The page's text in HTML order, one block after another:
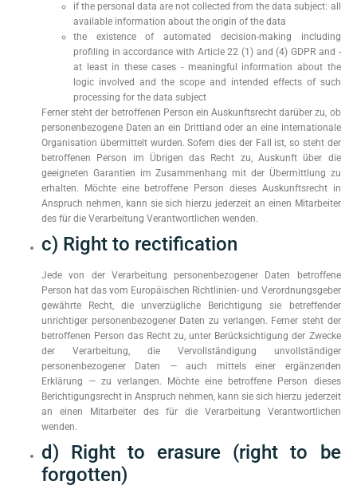
if the personal data are not collected from the data subject: all
available information about the origin of the data
the existence of automated decision-making including
profiling in accordance with Article 22 (1) and (4) GDPR and -
at least in these cases - meaningful information about the
logic involved and the scope and intended effects of such
processing for the data subject
Ferner steht der betroffenen Person ein Auskunftsrecht darüber zu, ob
personenbezogene Daten an ein Drittland oder an eine internationale
Organisation übermittelt wurden. Sofern dies der Fall ist, so steht der
betroffenen Person im Übrigen das Recht zu, Auskunft über die
geeigneten Garantien im Zusammenhang mit der Übermittlung zu
erhalten. Möchte eine betroffene Person dieses Auskunftsrecht in
Anspruch nehmen, kann sie sich hierzu jederzeit an einen Mitarbeiter
des für die Verarbeitung Verantwortlichen wenden.
c) Right to rectification
Jede von der Verarbeitung personenbezogener Daten betroffene
Person hat das vom Europäischen Richtlinien- und Verordnungsgeber
gewährte Recht, die unverzügliche Berichtigung sie betreffender
unrichtiger personenbezogener Daten zu verlangen. Ferner steht der
betroffenen Person das Recht zu, unter Berücksichtigung der Zwecke
der Verarbeitung, die Vervollständigung unvollständiger
personenbezogener Daten — auch mittels einer ergänzenden
Erklärung — zu verlangen. Möchte eine betroffene Person dieses
Berichtigungsrecht in Anspruch nehmen, kann sie sich hierzu jederzeit
an einen Mitarbeiter des für die Verarbeitung Verantwortlichen
wenden.
d) Right to erasure (right to be
forgotten)